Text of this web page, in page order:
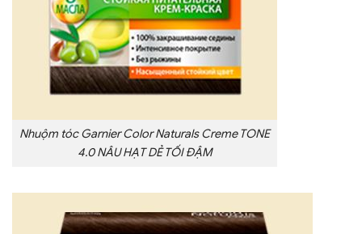
Nhuộm tóc Garnier Color Naturals Creme TONE
4.0 NÂU HẠT DẺ TỐI ĐẬM